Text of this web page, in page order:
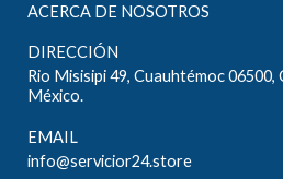
ACERCA DE NOSOTROS
DIRECCIÓN
Rio Misisipi 49, Cuauhtémoc
México.
EMAIL
info@servicior24.store